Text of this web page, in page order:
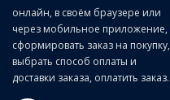
онлайн, в своём браузере или
через мобильное приложение,
сформировать заказ на покупку,
выбрать способ оплаты и
доставки заказа, оплатить заказ.